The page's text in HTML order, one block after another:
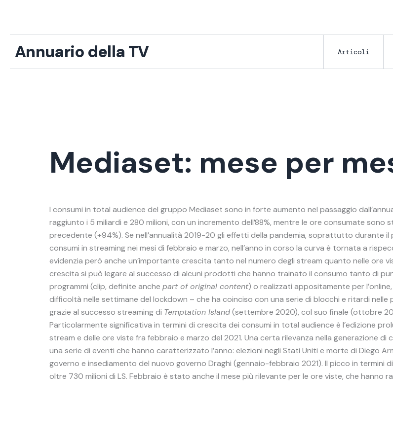
Annuario della TV Articoli
Mediaset: mese per
I consumi in total audience del gruppo Mediaset sono in forte aumento nel passaggio
raggiunto i 5 miliardi e 280 milioni, con un incremento dell’88%, mentre le ore consumate
precedente (+94%). Se nell’annualità 2019-20 gli effetti della pandemia, soprattutto durante
consumi in streaming nei mesi di febbraio e marzo, nell’anno in corso la curva è tornata a
evidenzia però anche un’importante crescita tanto nel numero degli stream quanto nelle ore
crescita si può legare al successo di alcuni prodotti che hanno trainato il consumo tanto di
programmi (clip, definite anche part of original content) o realizzati appositamente per l’online,
difficoltà nelle settimane del lockdown – che ha coinciso con una serie di blocchi e ritardi
grazie al successo streaming di Temptation Island(settembre 2020), col suo finale (ottobre
Particolarmente significativa in termini di crescita dei consumi in total audience è l’edizione
stream e delle ore viste fra febbraio e marzo del 2021. Una certa rilevanza nella generazione
una serie di eventi che hanno caratterizzato l’anno: elezioni negli Stati Uniti e morte di Diego
governo e insediamento del nuovo governo Draghi (gennaio-febbraio 2021). Il picco in termini
oltre 730 milioni di LS. Febbraio è stato anche il mese più rilevante per le ore viste, che hanno